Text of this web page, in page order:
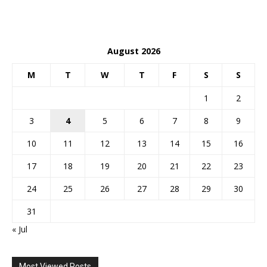
August 2026
M T W T F S S
1
2
3
4 5 6 7 8
9
10
11 12 13 14 15
16
17
18 19 20 21 22
23
24
25 26 27 28 29
30
31
« Jul